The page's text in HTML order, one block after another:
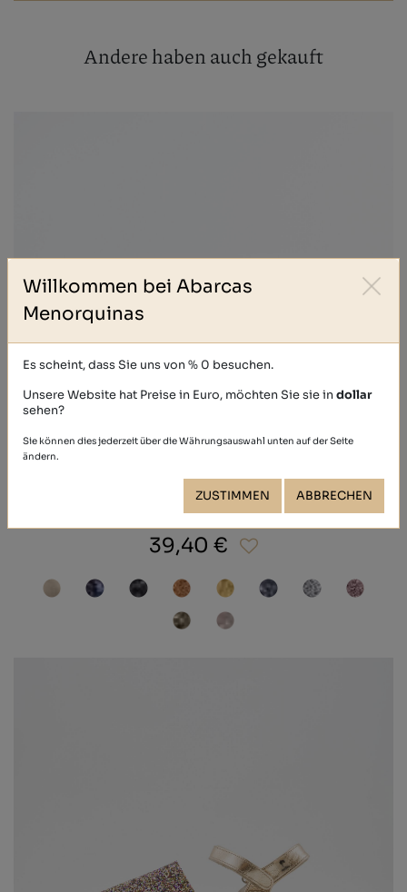
Andere haben auch gekauft
GLITTER
39,40 €
Willkommen bei Abarcas
Menorquinas
Es scheint, dass Sie uns von % 0 besuchen.
Unsere Website hat Preise in Euro, möchten Sie sie indollar
sehen?
Sie können dies jederzeit über die Währungsauswahl unten auf der Seite
ändern.
ZUSTIMMEN ABBRECHEN